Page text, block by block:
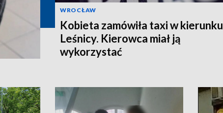
WROCŁAW
Kobieta zamówiła taxi w kierunku
Leśnicy. Kierowca miał ją
wykorzystać